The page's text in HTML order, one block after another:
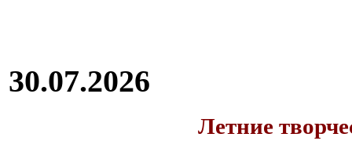
30.07.2026
Летние